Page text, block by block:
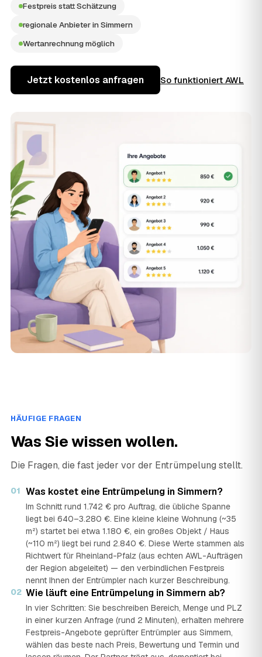
Festpreis statt Schätzung
regionale Anbieter in Simmern
Wertanrechnung möglich
Jetzt kostenlos anfragen So funktioniert AWL
HÄUFIGE FRAGEN
Was Sie wissen wollen.
Die Fragen, die fast jeder vor der Entrümpelung stellt.
01 Was kostet eine Entrümpelung in Simmern?
Im Schnitt rund 1.742 € pro Auftrag, die übliche Spanne
liegt bei 640–3.280 €. Eine kleine kleine Wohnung (~35
m²) startet bei etwa 1.180 €, ein großes Objekt / Haus
(~110 m²) liegt bei rund 2.840 €. Diese Werte stammen als
Richtwert für Rheinland-Pfalz (aus echten AWL-Aufträgen
der Region abgeleitet) — den verbindlichen Festpreis
nennt Ihnen der Entrümpler nach kurzer Beschreibung.
02 Wie läuft eine Entrümpelung in Simmern ab?
In vier Schritten: Sie beschreiben Bereich, Menge und PLZ
in einer kurzen Anfrage (rund 2 Minuten), erhalten mehrere
Festpreis-Angebote geprüfter Entrümpler aus Simmern,
wählen das beste nach Preis, Bewertung und Termin und